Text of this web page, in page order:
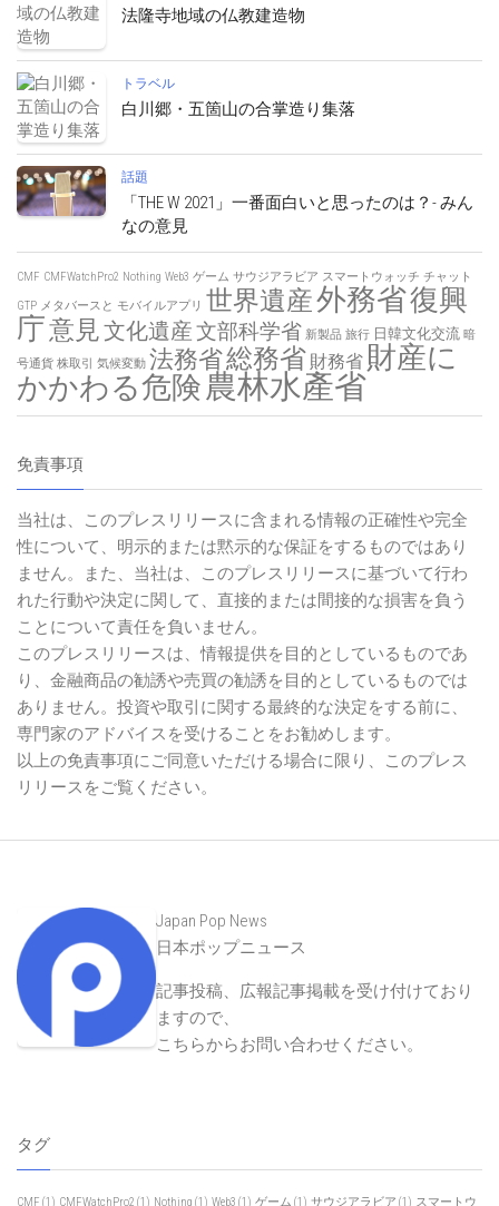
法隆寺地域の仏教建造物
トラベル
白川郷・五箇山の合掌造り集落
話題
「THE W 2021」一番面白いと思ったのは？- みん
なの意見
CMF CMFWatchPro2 Nothing Web3 ゲーム サウジアラビア スマートウォッチ チャット
GTP メタバースと モバイルアプリ 世界遺産外務省復興
庁意見文化遺産文部科学省 新製品 旅行 日韓文化交流 暗
号通貨 株取引 気候変動 法務省総務省 財務省 財産に
かかわる危険農林水產省
免責事項
当社は、このプレスリリースに含まれる情報の正確性や完全
性について、明示的または黙示的な保証をするものではあり
ません。また、当社は、このプレスリリースに基づいて行わ
れた行動や決定に関して、直接的または間接的な損害を負う
ことについて責任を負いません。
このプレスリリースは、情報提供を目的としているものであ
り、金融商品の勧誘や売買の勧誘を目的としているものでは
ありません。投資や取引に関する最終的な決定をする前に、
専門家のアドバイスを受けることをお勧めします。
以上の免責事項にご同意いただける場合に限り、このプレス
リリースをご覧ください。
Japan Pop News
日本ポップニュース
記事投稿、広報記事掲載を受け付けており
ますので、
こちらからお問い合わせください。
タグ
CMF (1) CMFWatchPro2 (1) Nothing (1) Web3 (1) ゲーム (1) サウジアラビア (1) スマートウ